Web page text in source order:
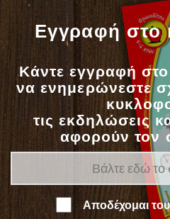
Εγγραφή
Κάντε εγγραφή
να ενημερώνεστε
τις εκδηλώσεις
αφορούν τον
Αποδέχομαι